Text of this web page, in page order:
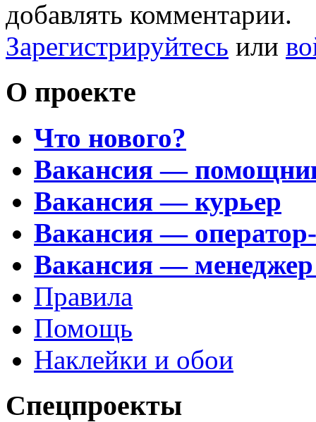
добавлять комментарии.
Зарегистрируйтесь или
О проекте
Что нового?
Вакансия —
Вакансия — курьер
Вакансия —
Вакансия —
Правила
Помощь
Наклейки и обои
Спецпроекты